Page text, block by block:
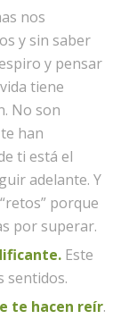
nos
y sin saber
y pensar
tiene
No son
han
ti está el
adelante. Y
porque
por superar.
Este
sentidos.
te hacen reír.